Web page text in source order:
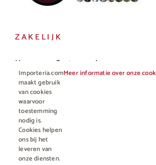
ZAKELIJK
Horeca en Gastronomie
Vakhandel
Importeria.com
maakt gebruik
van cookies
waarvoor
toestemming
nodig is.
Cookies helpen
ons bij het
leveren van
onze diensten.
Meer informatie over onze